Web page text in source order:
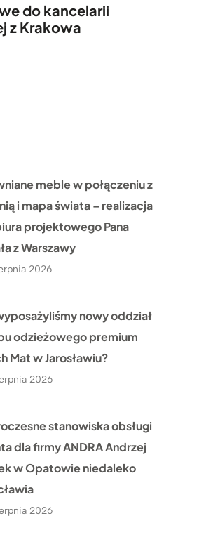
do kancelarii
z Krakowa
meble w połączeniu z
i mapa świata – realizacja
projektowego Pana
z Warszawy
2026
nowy oddział
odzieżowego premium
Mat w Jarosławiu?
2026
stanowiska obsługi
dla firmy ANDRA Andrzej
w Opatowie niedaleko
2026